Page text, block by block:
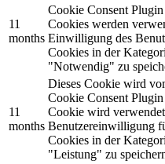
11
months
Cookie Consent
Cookies werden
Einwilligung des
Cookies in der
"Notwendig" zu
11
months
Dieses Cookie wird
Cookie Consent Plugin
Cookie wird
Benutzereinwilligung
Cookies in der
"Leistung" zu